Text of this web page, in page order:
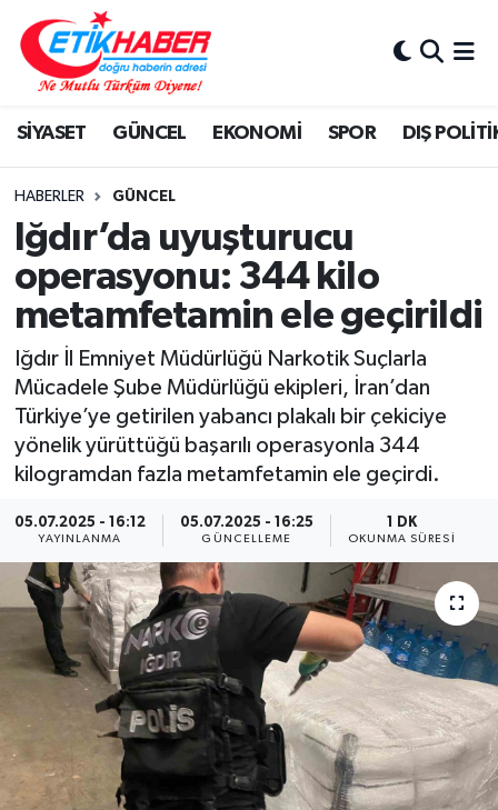
SİYASET GÜNCEL EKONOMİ SPOR DIŞ
HABERLER GÜNCEL
Iğdır’da uyuşturucu
operasyonu: 344 kilo
metamfetamin ele geçirildi
Iğdır İl Emniyet Müdürlüğü Narkotik Suçlarla
Mücadele Şube Müdürlüğü ekipleri, İran’dan
Türkiye’ye getirilen yabancı plakalı bir çekiciye
yönelik yürüttüğü başarılı operasyonla 344
kilogramdan fazla metamfetamin ele geçirdi.
05.07.2025 - 16:12
YAYINLANMA
05.07.2025 - 16:25
GÜNCELLEME
1 DK
OKUNMA SÜRESI
BİLİM-TEKNOLOJİ
DIŞ POLİTİKA
DÜNYA
EĞİTİM GENÇLİK
EKONOMİ
KÖŞE YAZILARI
KÜLTÜR-SANAT-MAGAZİN
MEDYA
ÖZEL HABER
RÖPORTAJLAR
SAĞLIK
SİYASET
GÜNCEL
Nöbetçi Eczaneler
Hava Durumu
İstanbul Namaz Vakitleri
Trafik Durumu
Süper Lig Puan Durumu ve Fikstür
Tüm Manşetler
Son Dakika Haberleri
Haber Arşivi